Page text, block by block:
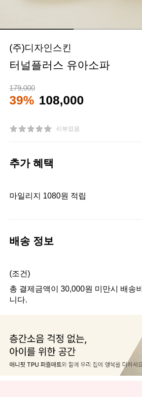
(주)디자인스킨
터널플러스 유아소파
179,000
39% 108,000
리뷰없음
추가 혜택
마일리지 1080원 적립
배송 정보
(조건)
총 결제금액이 30,000원 미만시 배송
니다.